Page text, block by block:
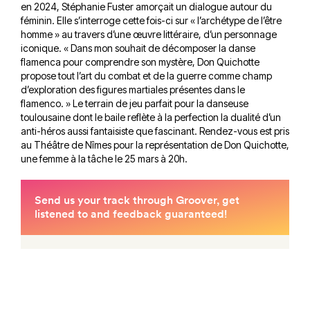
en 2024, Stéphanie Fuster amorçait un dialogue autour du
féminin. Elle s’interroge cette fois-ci sur « l’archétype de l’être
homme » au travers d’une œuvre littéraire, d’un personnage
iconique. « Dans mon souhait de décomposer la danse
flamenca pour comprendre son mystère, Don Quichotte
propose tout l’art du combat et de la guerre comme champ
d’exploration des figures martiales présentes dans le
flamenco. » Le terrain de jeu parfait pour la danseuse
toulousaine dont le baile reflète à la perfection la dualité d’un
anti-héros aussi fantaisiste que fascinant. Rendez-vous est pris
au Théâtre de Nîmes pour la représentation de Don Quichotte,
une femme à la tâche le 25 mars à 20h.